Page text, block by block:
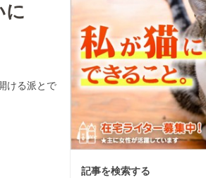
に
ける派とで
記事を検索する